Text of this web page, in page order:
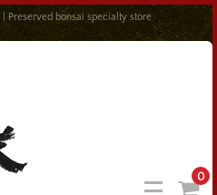
Preserved bonsai specialty store
0